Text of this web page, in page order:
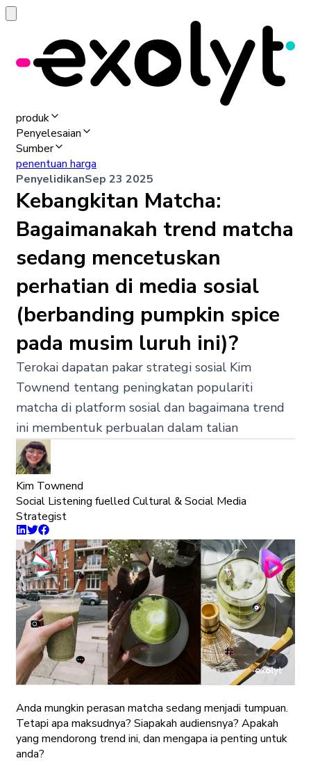
produk
Penyelesaian
Sumber
penentuan harga
PenyelidikanSep 23 2025
Kebangkitan Matcha:
Bagaimanakah trend matcha
sedang mencetuskan
perhatian di media sosial
(berbanding pumpkin spice
pada musim luruh ini)?
Terokai dapatan pakar strategi sosial Kim
Townend tentang peningkatan populariti
matcha di platform sosial dan bagaimana trend
ini membentuk perbualan dalam talian
Kim Townend
Social Listening fuelled Cultural & Social Media
Strategist
Anda mungkin perasan matcha sedang menjadi tumpuan.
Tetapi apa maksudnya? Siapakah audiensnya? Apakah
yang mendorong trend ini, dan mengapa ia penting untuk
anda?